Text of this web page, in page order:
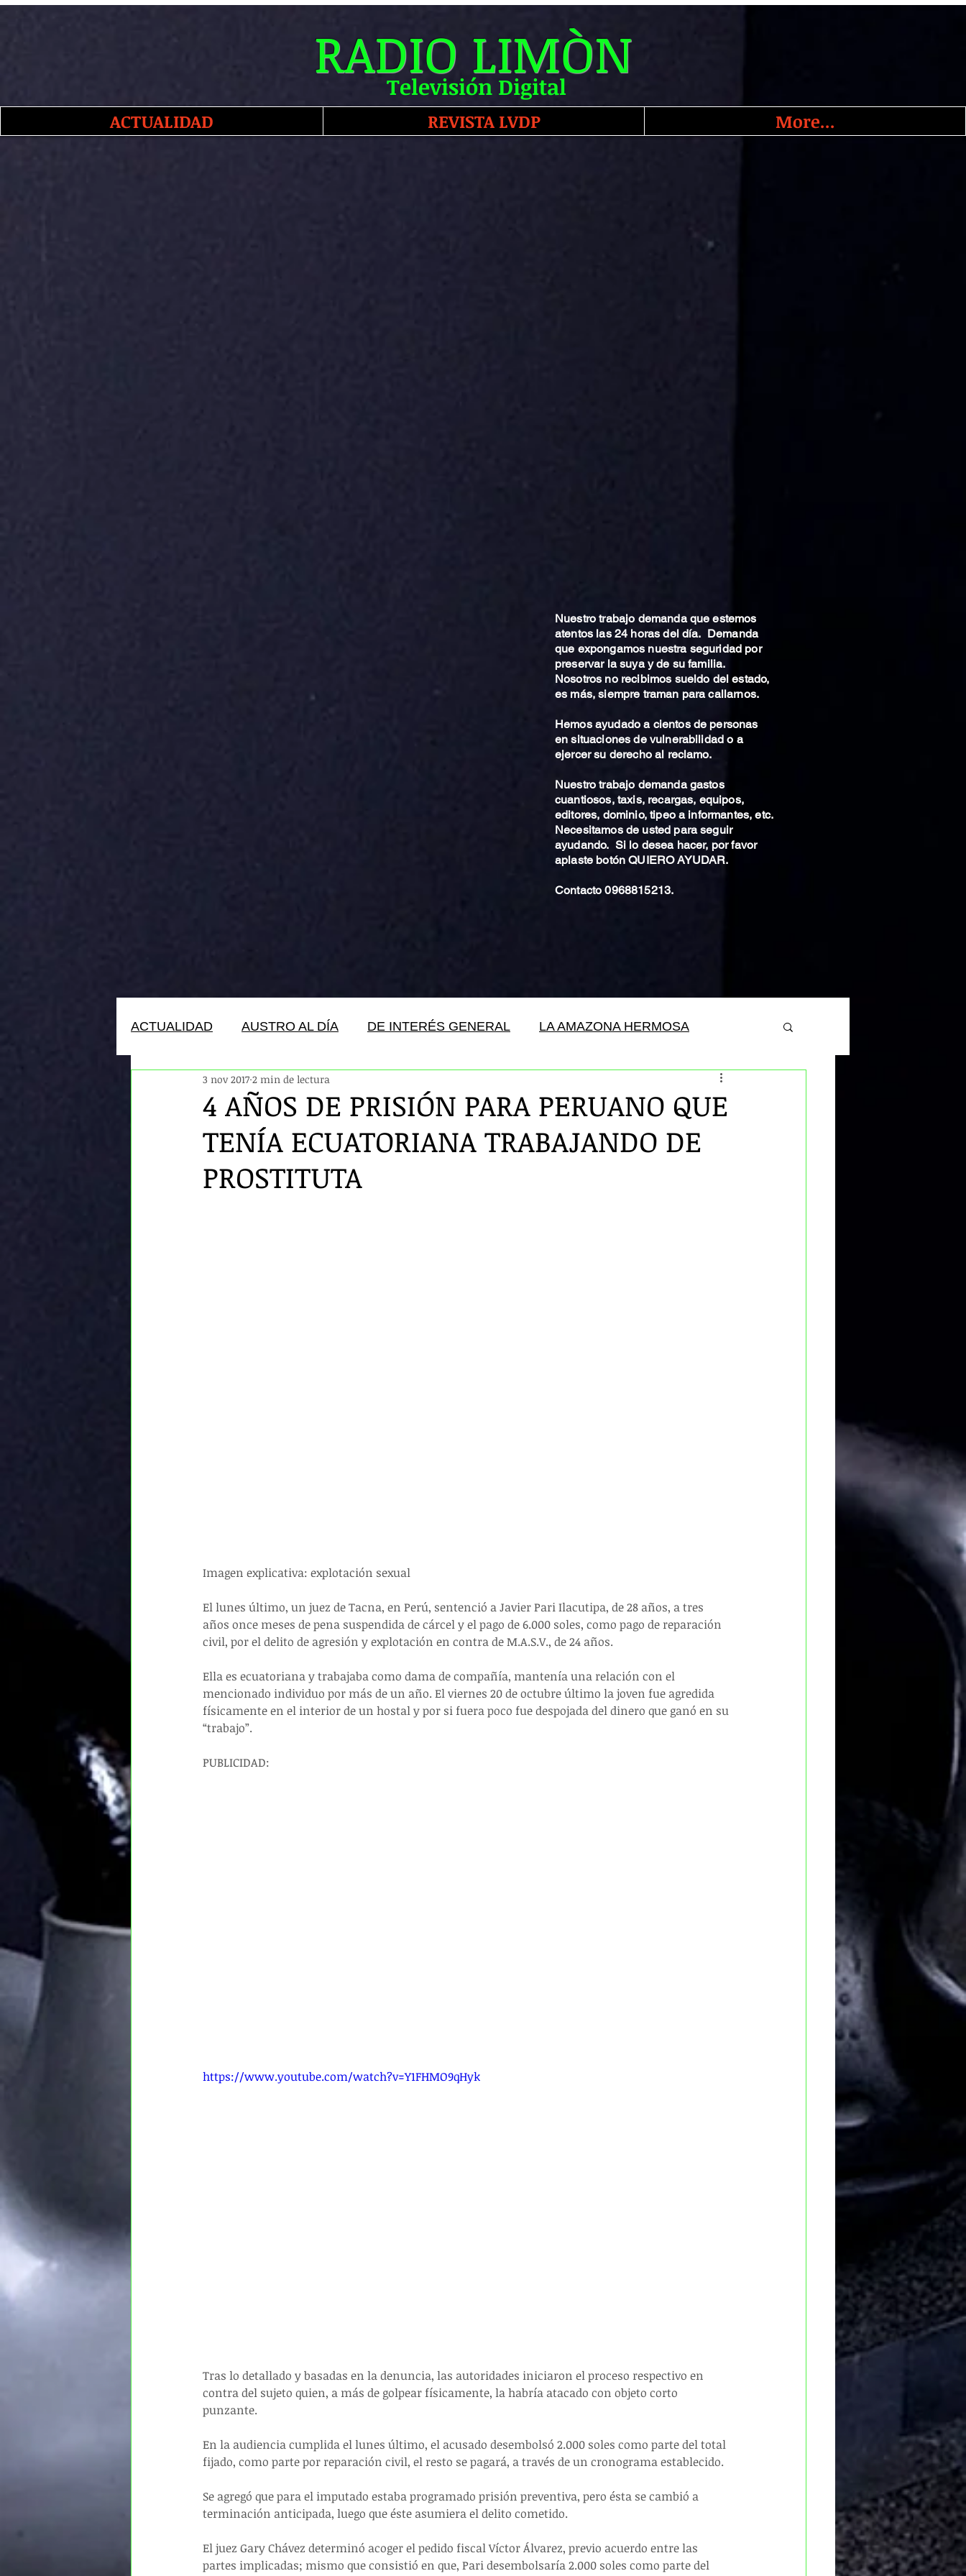
Nuestro trabajo demanda que estemos
atentos las 24 horas del día. Demanda
que expongamos nuestra seguridad por
preservar la suya y de su familia.
Nosotros no recibimos sueldo del estado,
es más, siempre traman para callarnos.
Hemos ayudado a cientos de personas
en situaciones de vulnerabilidad o a
ejercer su derecho al reclamo.
Nuestro trabajo demanda gastos
cuantiosos, taxis, recargas, equipos,
editores, dominio, tipeo a informantes, etc.
Necesitamos de usted para seguir
ayudando. Si lo desea hacer, por favor
aplaste botón QUIERO AYUDAR.
Contacto 0968815213.
ACTUALIDAD AUSTRO AL DÍA DE INTERÉS GENERAL LA AMAZONA HERMOSA
HUMANOS DEL ECUADOR
4 AÑOS DE PRISIÓN PARA PERUANO QUE
TENÍA ECUATORIANA TRABAJANDO DE
PROSTITUTA
3 nov 2017 2 min de lectura
Imagen explicativa: explotación sexual
El lunes último, un juez de Tacna, en Perú, sentenció a Javier Pari Ilacutipa, de 28 años, a tres
años once meses de pena suspendida de cárcel y el pago de 6.000 soles, como pago de reparación
civil, por el delito de agresión y explotación en contra de M.A.S.V., de 24 años.
Ella es ecuatoriana y trabajaba como dama de compañía, mantenía una relación con el
mencionado individuo por más de un año. El viernes 20 de octubre último la joven fue agredida
físicamente en el interior de un hostal y por si fuera poco fue despojada del dinero que ganó en su
“trabajo”.
PUBLICIDAD:
https://www.youtube.com/watch?v=Y1FHMO9qHyk
Tras lo detallado y basadas en la denuncia, las autoridades iniciaron el proceso respectivo en
contra del sujeto quien, a más de golpear físicamente, la habría atacado con objeto corto
punzante.
En la audiencia cumplida el lunes último, el acusado desembolsó 2.000 soles como parte del total
fijado, como parte por reparación civil, el resto se pagará, a través de un cronograma establecido.
Se agregó que para el imputado estaba programado prisión preventiva, pero ésta se cambió a
terminación anticipada, luego que éste asumiera el delito cometido.
El juez Gary Chávez determinó acoger el pedido fiscal Víctor Álvarez, previo acuerdo entre las
partes implicadas; mismo que consistió en que, Pari desembolsaría 2.000 soles como parte del
Televisión Digital
RADIO LIMÒN
ACTUALIDAD REVISTA LVDP More...